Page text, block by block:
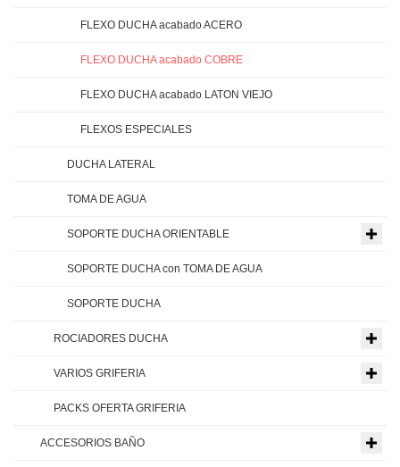
FLEXO DUCHA acabado ACERO
FLEXO DUCHA acabado COBRE
FLEXO DUCHA acabado LATON VIEJO
FLEXOS ESPECIALES
DUCHA LATERAL
TOMA DE AGUA
SOPORTE DUCHA ORIENTABLE
SOPORTE DUCHA con TOMA DE AGUA
SOPORTE DUCHA
ROCIADORES DUCHA
VARIOS GRIFERIA
PACKS OFERTA GRIFERIA
ACCESORIOS BAÑO